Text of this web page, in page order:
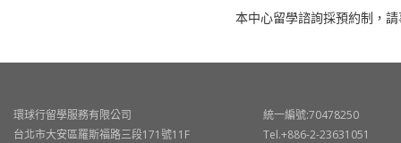
本中心留學諮詢採預約制，
環球行留學服務有限公司
台北市大安區羅斯福路三段171號11F
統一編號:70478250
Tel.+886-2-23631051